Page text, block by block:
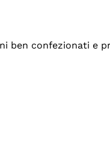
ben confezionati